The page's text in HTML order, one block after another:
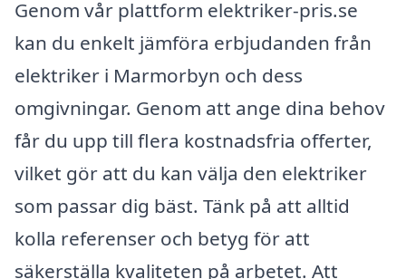
Genom vår plattform elektriker-pris.se
kan du enkelt jämföra erbjudanden från
elektriker i Marmorbyn och dess
omgivningar. Genom att ange dina behov
får du upp till flera kostnadsfria offerter,
vilket gör att du kan välja den elektriker
som passar dig bäst. Tänk på att alltid
kolla referenser och betyg för att
säkerställa kvaliteten på arbetet. Att